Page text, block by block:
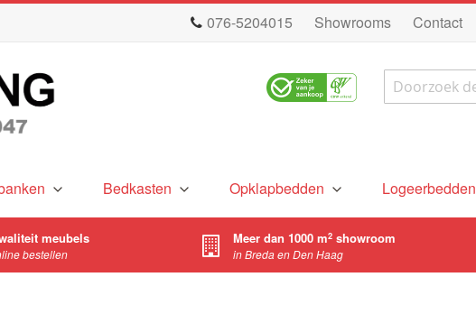
076-5204015 Showrooms Contact
Zoek
Bedkasten Opklapbedden Logeerbedden
meubels
bestellen
Meer dan 1000 m2 showroom
in Breda en Den Haag